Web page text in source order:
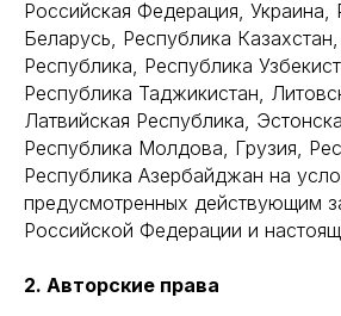
Российская Федерация, Украина,
Беларусь, Республика Казахстан,
Республика, Республика
Республика Таджикистан,
Латвийская Республика,
Республика Молдова, Грузия,
Республика Азербайджан на
предусмотренных действующим
Российской Федерации и
2. Авторские права